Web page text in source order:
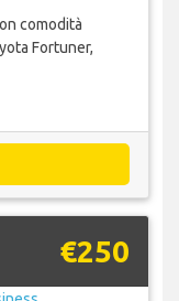
comodità
Fortuner,
€250